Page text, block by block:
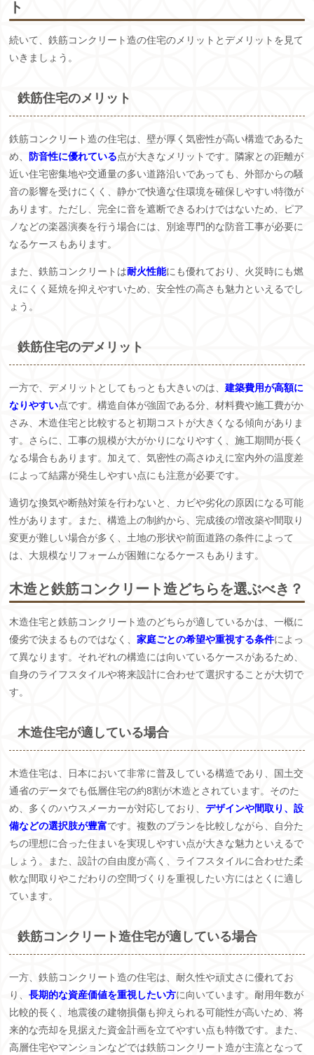
ト
続いて、鉄筋コンクリート造の住宅のメリットとデメリットを見て
いきましょう。
鉄筋住宅のメリット
鉄筋コンクリート造の住宅は、壁が厚く気密性が高い構造であるた
め、 防音性に優れている点が大きなメリットです。隣家との距離が
近い住宅密集地や交通量の多い道路沿いであっても、外部からの騒
音の影響を受けにくく、静かで快適な住環境を確保しやすい特徴が
あります。ただし、完全に音を遮断できるわけではないため、ピア
ノなどの楽器演奏を行う場合には、別途専門的な防音工事が必要に
なるケースもあります。
また、鉄筋コンクリートは耐火性能にも優れており、火災時にも燃
えにくく延焼を抑えやすいため、安全性の高さも魅力といえるでし
ょう。
鉄筋住宅のデメリット
一方で、デメリットとしてもっとも大きいのは、建築費用が高額に
なりやすい点です。構造自体が強固である分、材料費や施工費がか
さみ、木造住宅と比較すると初期コストが大きくなる傾向がありま
す。さらに、工事の規模が大がかりになりやすく、施工期間が長く
なる場合もあります。加えて、気密性の高さゆえに室内外の温度差
によって結露が発生しやすい点にも注意が必要です。
適切な換気や断熱対策を行わないと、カビや劣化の原因になる可能
性があります。また、構造上の制約から、完成後の増改築や間取り
変更が難しい場合が多く、土地の形状や前面道路の条件によって
は、大規模なリフォームが困難になるケースもあります。
木造と鉄筋コンクリート造どちらを選ぶべき？
木造住宅と鉄筋コンクリート造のどちらが適しているかは、一概に
優劣で決まるものではなく、家庭ごとの希望や重視する条件によっ
て異なります。それぞれの構造には向いているケースがあるため、
自身のライフスタイルや将来設計に合わせて選択することが大切で
す。
木造住宅が適している場合
木造住宅は、日本において非常に普及している構造であり、国土交
通省のデータでも低層住宅の約8割が木造とされています。そのた
め、多くのハウスメーカーが対応しており、デザインや間取り、設
備などの選択肢が豊富です。複数のプランを比較しながら、自分た
ちの理想に合った住まいを実現しやすい点が大きな魅力といえるで
しょう。また、設計の自由度が高く、ライフスタイルに合わせた柔
軟な間取りやこだわりの空間づくりを重視したい方にはとくに適し
ています。
鉄筋コンクリート造住宅が適している場合
一方、鉄筋コンクリート造の住宅は、耐久性や頑丈さに優れてお
り、長期的な資産価値を重視したい方に向いています。耐用年数が
比較的長く、地震後の建物損傷も抑えられる可能性が高いため、将
来的な売却を見据えた資金計画を立てやすい点も特徴です。また、
高層住宅やマンションなどでは鉄筋コンクリート造が主流となって